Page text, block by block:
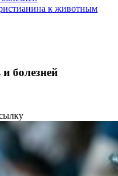
к животным
и болезней